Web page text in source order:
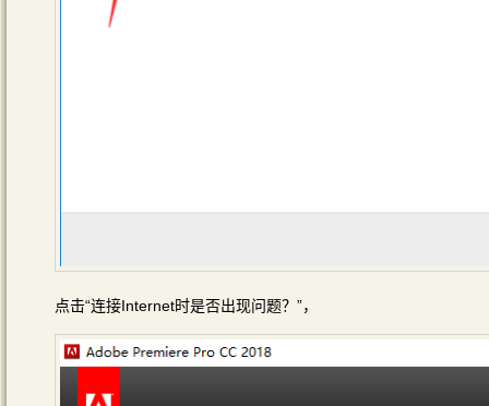
点击“连接Internet时是否出现问题？”，